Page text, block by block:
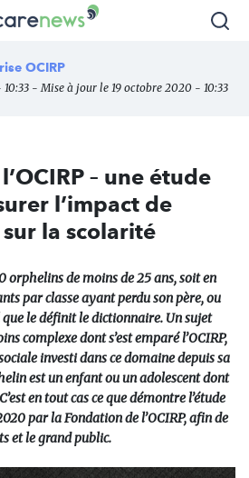
médiaOCIRP
- Mise à jour le 19 octobre 2020 - 10:33
– une étude
l’impact de
la scolarité
orphelins de moins de 25 ans, soit en
par classe ayant perdu son père, ou
le définit le dictionnaire. Un sujet
complexe dont s’est emparé l’OCIRP,
investi dans ce domaine depuis sa
est un enfant ou un adolescent dont
en tout cas ce que démontre l’étude
par la Fondation de l’OCIRP, afin de
et le grand public.